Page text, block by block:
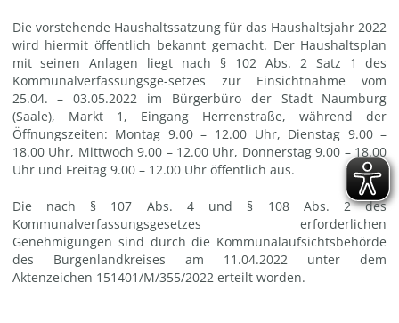
Die vorstehende Haushaltssatzung für das Haushaltsjahr 2022
wird hiermit öffentlich bekannt gemacht. Der Haushaltsplan
mit seinen Anlagen liegt nach § 102 Abs. 2 Satz 1 des
Kommunalverfassungsge-setzes zur Einsichtnahme vom
25.04. – 03.05.2022 im Bürgerbüro der Stadt Naumburg
(Saale), Markt 1, Eingang Herrenstraße, während der
Öffnungszeiten: Montag 9.00 – 12.00 Uhr, Dienstag 9.00 –
18.00 Uhr, Mittwoch 9.00 – 12.00 Uhr, Donnerstag 9.00 – 18.00
Uhr und Freitag 9.00 – 12.00 Uhr öffentlich aus.
Die nach § 107 Abs. 4 und § 108 Abs. 2 des
Kommunalverfassungsgesetzes erforderlichen
Genehmigungen sind durch die Kommunalaufsichtsbehörde
des Burgenlandkreises am 11.04.2022 unter dem
Aktenzeichen 151401/M/355/2022 erteilt worden.